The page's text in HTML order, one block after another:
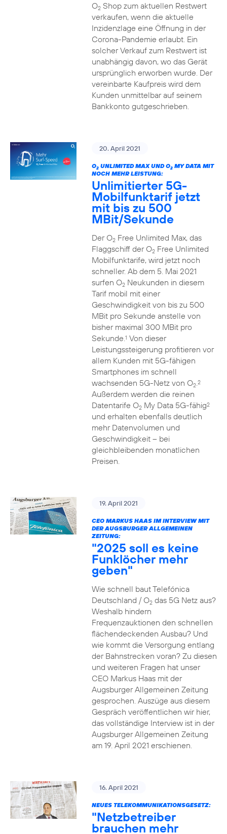
O2Shop zum aktuellen Restwert
verkaufen, wenn die aktuelle
Inzidenzlage eine Öffnung in der
Corona-Pandemie erlaubt. Ein
solcher Verkauf zum Restwert ist
unabhängig davon, wo das Gerät
ursprünglich erworben wurde. Der
vereinbarte Kaufpreis wird dem
Kunden unmittelbar auf seinem
Bankkonto gutgeschrieben.
20. April 2021
O2UNLIMITED MAX UND O2MY DATA MIT
NOCH MEHR LEISTUNG:
Unlimitierter 5G-
Mobilfunktarif jetzt
mit bis zu 500
MBit/Sekunde
Der O2Free Unlimited Max, das
Flaggschiff der O2Free Unlimited
Mobilfunktarife, wird jetzt noch
schneller. Ab dem 5. Mai 2021
surfen O2Neukunden in diesem
Tarif mobil mit einer
Geschwindigkeit von bis zu 500
MBit pro Sekunde anstelle von
bisher maximal 300 MBit pro
Sekunde.1 Von dieser
Leistungssteigerung profitieren vor
allem Kunden mit 5G-fähigen
Smartphones im schnell
wachsenden 5G-Netz von O2.2
Außerdem werden die reinen
Datentarife O2My Data 5G-fähig2
und erhalten ebenfalls deutlich
mehr Datenvolumen und
Geschwindigkeit – bei
gleichbleibenden monatlichen
Preisen.
19. April 2021
CEO MARKUS HAAS IM INTERVIEW MIT
DER AUGSBURGER ALLGEMEINEN
ZEITUNG:
"2025 soll es keine
Funklöcher mehr
geben"
Wie schnell baut Telefónica
Deutschland / O2das 5G Netz aus?
Weshalb hindern
Frequenzauktionen den schnellen
flächendeckenden Ausbau? Und
wie kommt die Versorgung entlang
der Bahnstrecken voran? Zu diesen
und weiteren Fragen hat unser
CEO Markus Haas mit der
Augsburger Allgemeinen Zeitung
gesprochen. Auszüge aus diesem
Gespräch veröffentlichen wir hier,
das vollständige Interview ist in der
Augsburger Allgemeinen Zeitung
am 19. April 2021 erschienen.
16. April 2021
NEUES TELEKOMMUNIKATIONSGESETZ:
"Netzbetreiber
brauchen mehr